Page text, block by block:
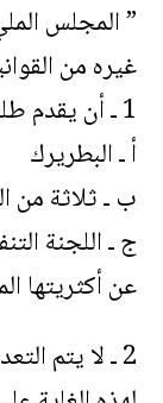
” المجلس
غيره من
1 ـ أن يقدم طلب التعديل :
أ ـ البطريرك
ب ـ ثلاثة من
ج ـ اللجنة
عن أكثريتها
2 ـ لا يتم